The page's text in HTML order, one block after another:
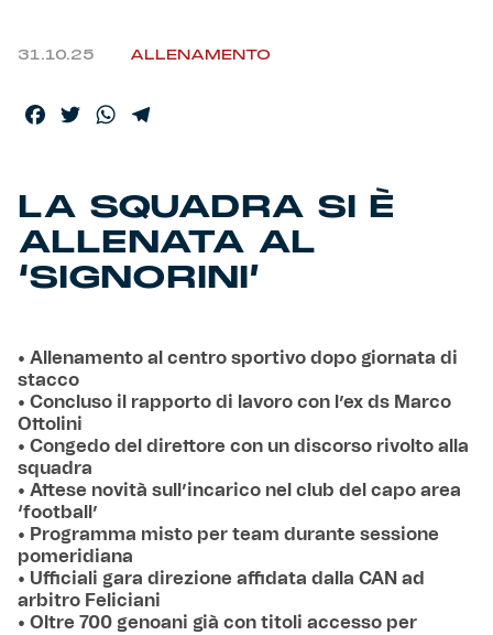
31.10.25 ALLENAMENTO
Facebook
TwitterWhatsApp
LA SQUADRA SI È
ALLENATA AL
‘SIGNORINI’
• Allenamento al centro sportivo dopo giornata di
stacco
• Concluso il rapporto di lavoro con l’ex ds Marco
Ottolini
• Congedo del direttore con un discorso rivolto alla
squadra
• Attese novità sull’incarico nel club del capo area
‘football’
• Programma misto per team durante sessione
pomeridiana
• Ufficiali gara direzione affidata dalla CAN ad
arbitro Feliciani
• Oltre 700 genoani già con titoli accesso per